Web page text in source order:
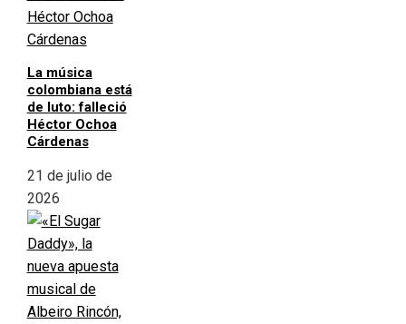
La música
colombiana está
de luto: falleció
Héctor Ochoa
Cárdenas
21 de julio de
2026